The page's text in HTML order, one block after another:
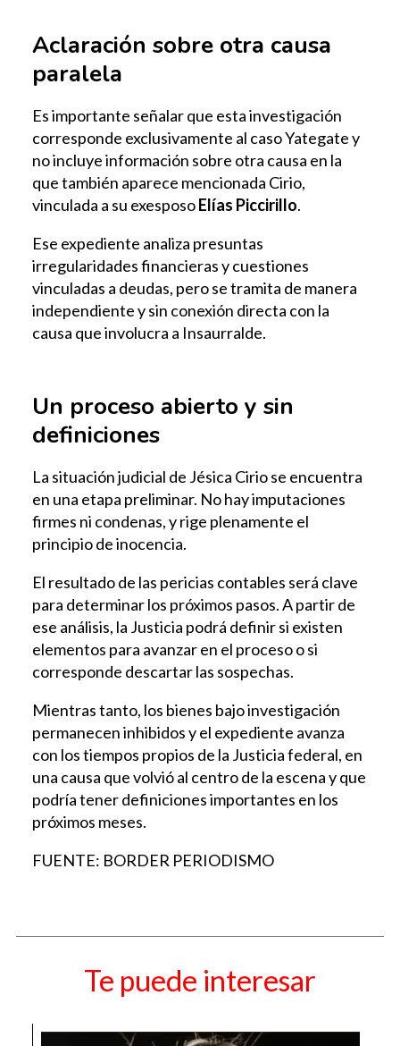
Aclaración sobre otra causa
paralela
Es importante señalar que esta investigación
corresponde exclusivamente al caso Yategate y
no incluye información sobre otra causa en la
que también aparece mencionada Cirio,
vinculada a su exesposoElías Piccirillo.
Ese expediente analiza presuntas
irregularidades financieras y cuestiones
vinculadas a deudas, pero se tramita de manera
independiente y sin conexión directa con la
causa que involucra a Insaurralde.
Un proceso abierto y sin
definiciones
La situación judicial de Jésica Cirio se encuentra
en una etapa preliminar. No hay imputaciones
firmes ni condenas, y rige plenamente el
principio de inocencia.
El resultado de las pericias contables será clave
para determinar los próximos pasos. A partir de
ese análisis, la Justicia podrá definir si existen
elementos para avanzar en el proceso o si
corresponde descartar las sospechas.
Mientras tanto, los bienes bajo investigación
permanecen inhibidos y el expediente avanza
con los tiempos propios de la Justicia federal, en
una causa que volvió al centro de la escena y que
podría tener definiciones importantes en los
próximos meses.
FUENTE: BORDER PERIODISMO
Te puede interesar